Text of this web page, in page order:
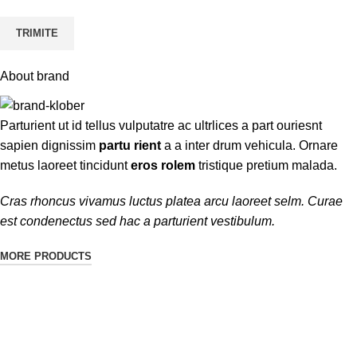
About brand
Parturient ut id tellus vulputatre ac ultrlices a part ouriesnt
sapien dignissim partu rient a a inter drum vehicula. Ornare
metus laoreet tincidunteros rolem tristique pretium malada.
Cras rhoncus vivamus luctus platea arcu laoreet selm. Curae
est condenectus sed hac a parturient vestibulum.
MORE PRODUCTS